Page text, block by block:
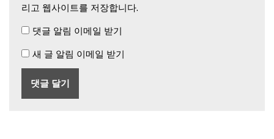
리고 웹사이트를 저장합니다.
댓글 알림 이메일 받기
새 글 알림 이메일 받기